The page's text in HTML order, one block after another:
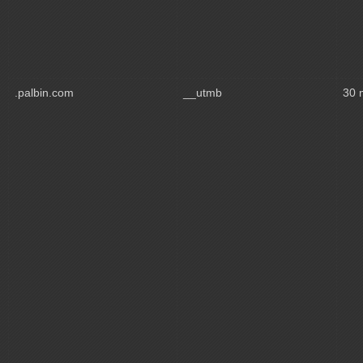
.palbin.com __utmb 30